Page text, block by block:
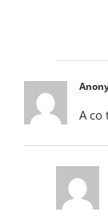
A co